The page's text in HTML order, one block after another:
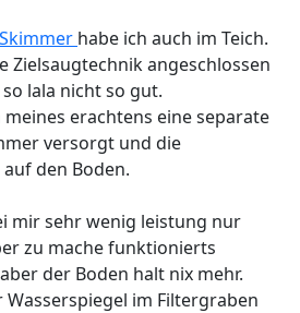
habe ich auch im Teich.
Zielsaugtechnik angeschlossen
lala nicht so gut.
erachtens eine separate
versorgt und die
den Boden.
mir sehr wenig leistung nur
zu mache funktionierts
der Boden halt nix mehr.
im Filtergraben